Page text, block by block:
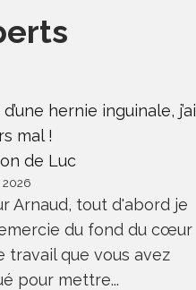
hernie inguinale, j’ai
mal !
de Luc
2026
Arnaud, tout d'abord je
du fond du cœur
travail que vous avez
pour mettre...